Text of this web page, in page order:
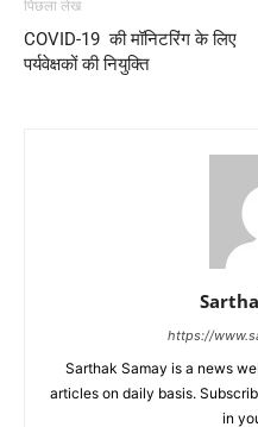
पिछला लेख
COVID-19 की मॉनिटरिंग के लिए
पर्यवेक्षकों की नियुक्ति
https://
Sarthak Samay is a news
articles on daily basis.
in